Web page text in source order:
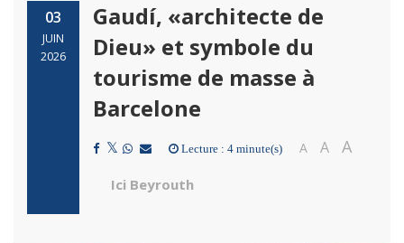
03
JUIN
2026
Gaudí, «architecte de
Dieu» et symbole du
tourisme de masse à
Barcelone
Lecture : 4 minute(s) A A A
Ici Beyrouth